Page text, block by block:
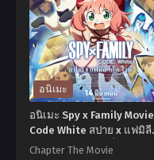
อนิเมะ
อนิเมะ Spy x Family Movie
Code White สปาย x แฟมิลี
โค้ด ไวท์ เดอะมูฟวี่ ซับไทย
Chapter The Movie